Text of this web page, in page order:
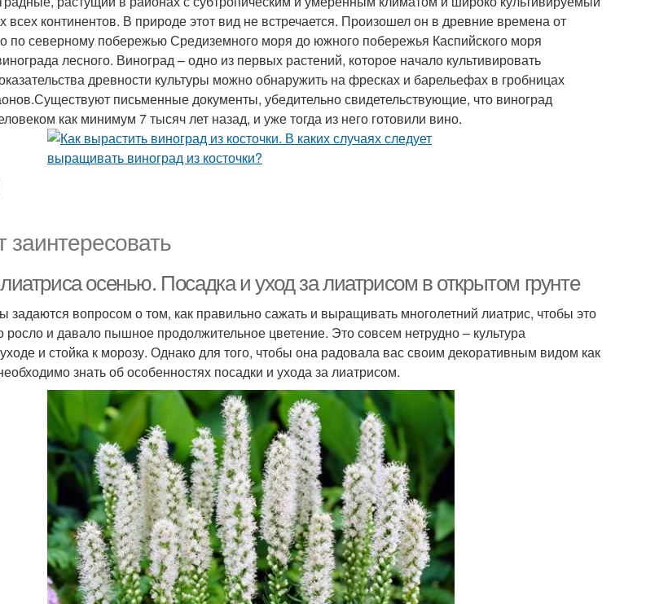
всех континентов. В природе этот вид не встречается. Произошел он в древние времена от
по северному побережью Средиземного моря до южного побережья Каспийского моря
лесного. Виноград – одно из первых растений, которое начало культивировать
древности культуры можно обнаружить на фресках и барельефах в гробницах
письменные документы, убедительно свидетельствующие, что виноград
как минимум 7 тысяч лет назад, и уже тогда из него готовили вино.
осенью. Посадка и уход за лиатрисом в открытом грунте
задаются вопросом о том, как правильно сажать и выращивать многолетний лиатрис, чтобы это
росло и давало пышное продолжительное цветение. Это совсем нетрудно – культура
и стойка к морозу. Однако для того, чтобы она радовала вас своим декоративным видом как
знать об особенностях посадки и ухода за лиатрисом.